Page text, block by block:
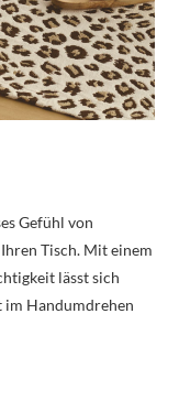
Gefühl von
Tisch. Mit einem
lässt sich
Handumdrehen